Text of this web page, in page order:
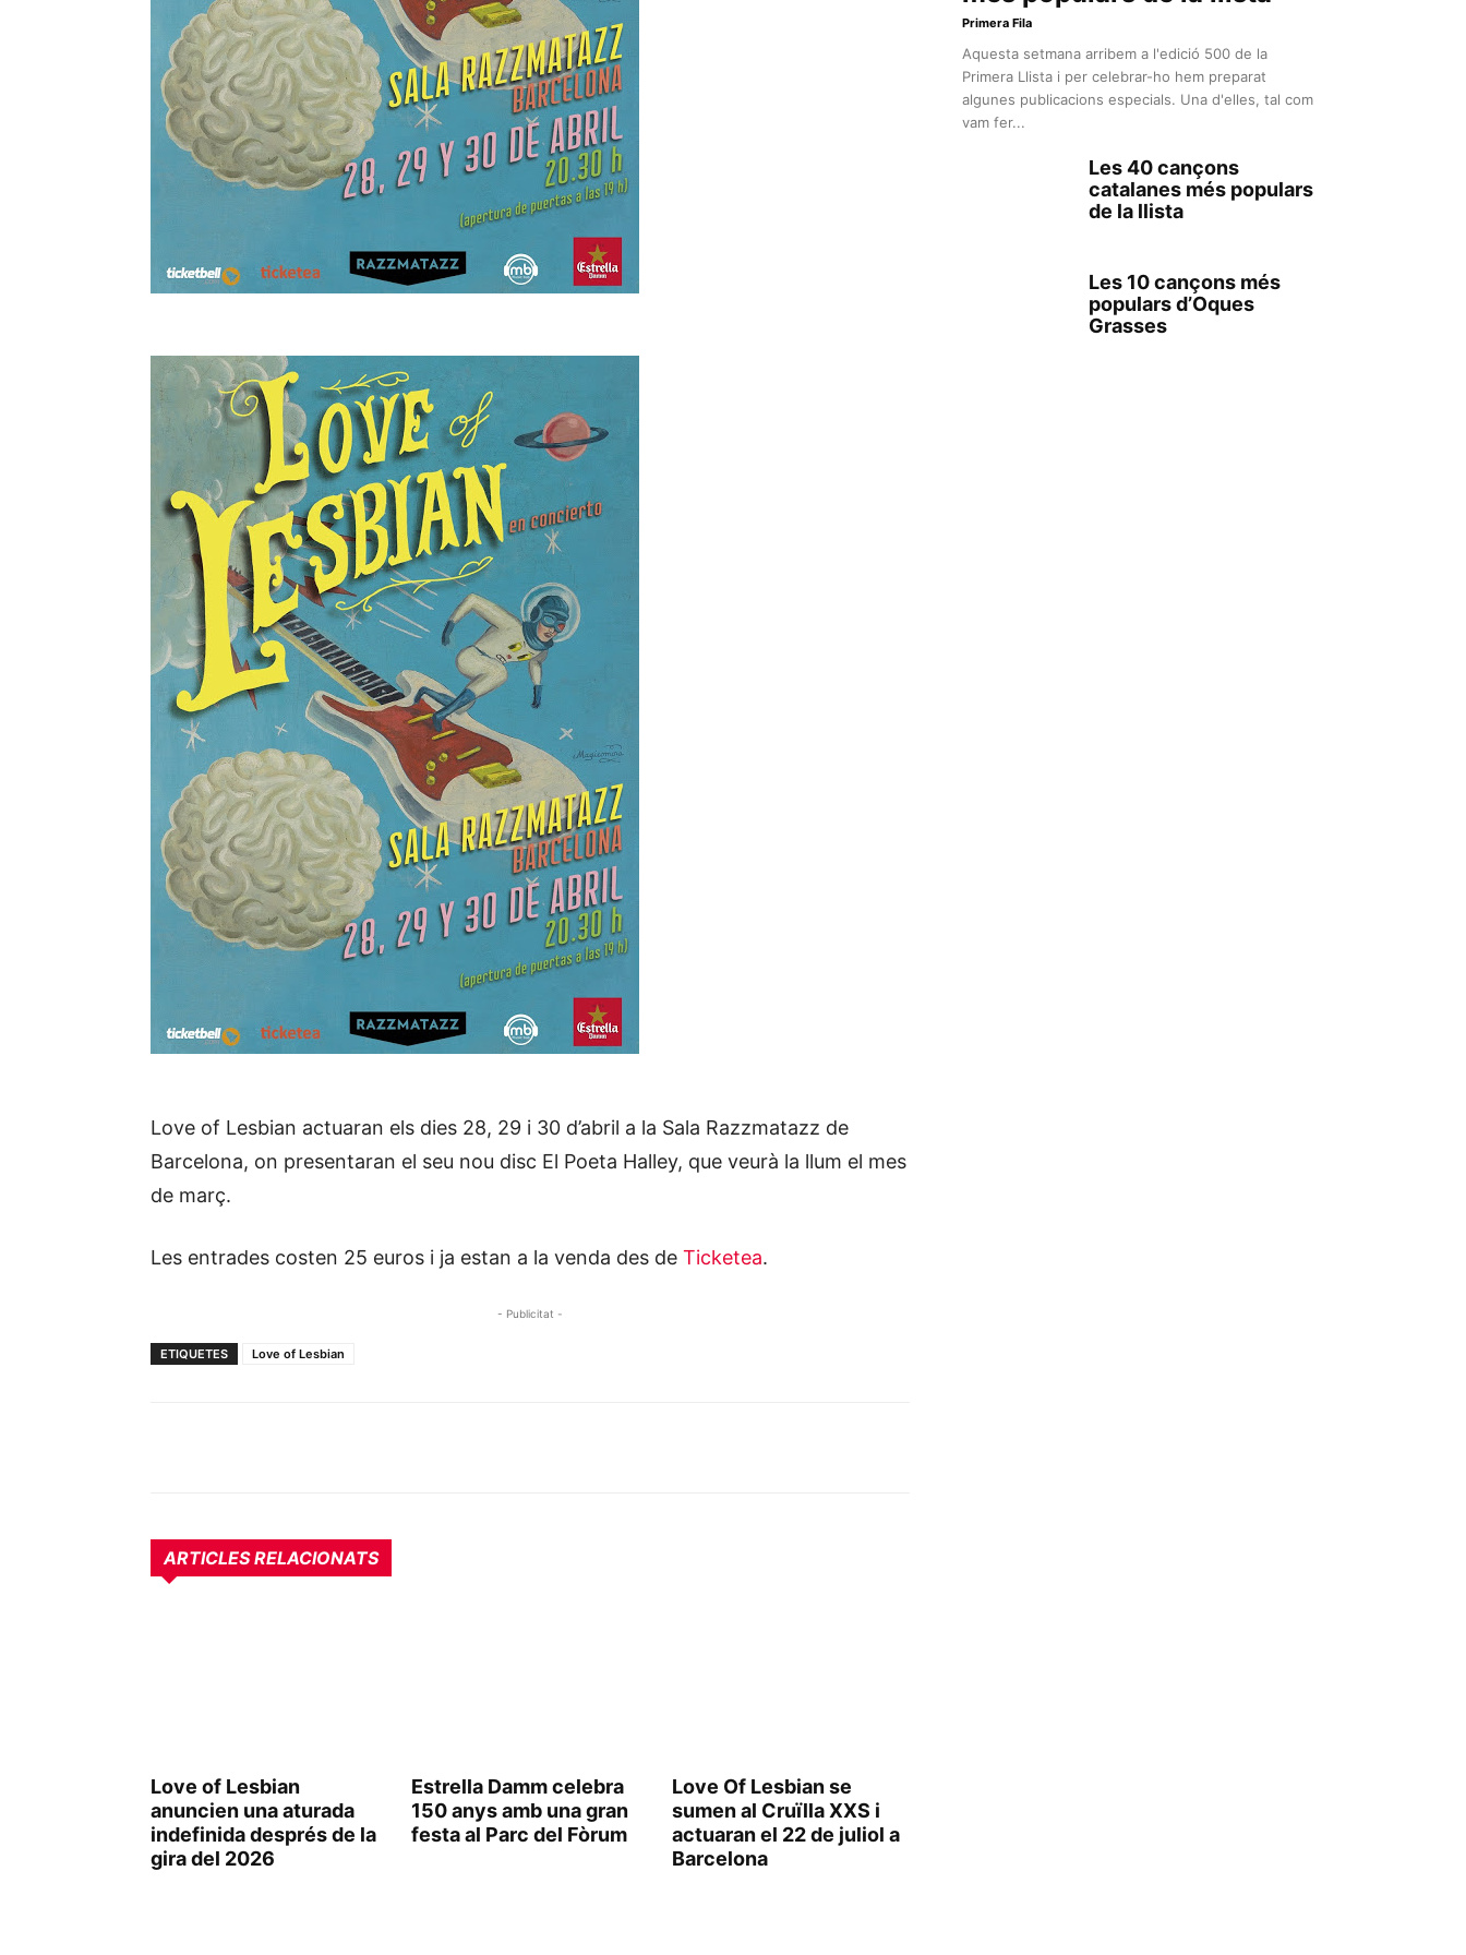
Love of Lesbian actuaran els dies 28, 29 i 30 d’abril a la Sala Razzmatazz de
Barcelona, on presentaran el seu nou disc El Poeta Halley, que veurà la llum el mes
de març.
Les entrades costen 25 euros i ja estan a la venda des de Ticketea.
- Publicitat -
ETIQUETES Love of Lesbian
ARTICLES RELACIONATS
Love of Lesbian
anuncien una aturada
indefinida després de la
gira del 2026
Estrella Damm celebra
150 anys amb una gran
festa al Parc del Fòrum
Love Of Lesbian se
sumen al Cruïlla XXS i
actuaran el 22 de juliol a
Barcelona
Primera Fila
Aquesta setmana arribem a l'edició 500 de la
Primera Llista i per celebrar-ho hem preparat
algunes publicacions especials. Una d'elles, tal com
vam fer...
Les 40 cançons
catalanes més populars
de la llista
Les 10 cançons més
populars d’Oques
Grasses